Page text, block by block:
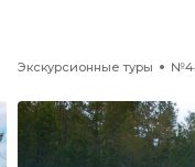
Экскурсионные туры